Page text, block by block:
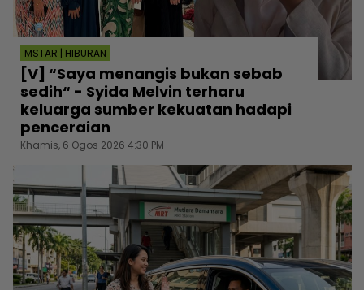
MSTAR | HIBURAN
[V] “Saya menangis bukan sebab
sedih“ - Syida Melvin terharu
keluarga sumber kekuatan hadapi
penceraian
Khamis, 6 Ogos 2026 4:30 PM